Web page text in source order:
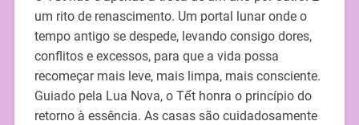
um rito de renascimento. Um portal lunar onde o
tempo antigo se despede, levando consigo dores,
conflitos e excessos, para que a vida possa
recomeçar mais leve, mais limpa, mais consciente.
Guiado pela Lua Nova, o Tết honra o princípio do
retorno à essência. As casas são cuidadosamente